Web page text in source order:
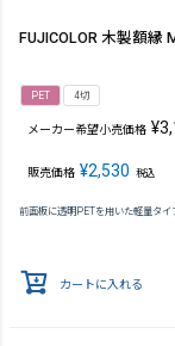
FUJICOLOR 木製額縁
PET 4切
メーカー希望小売価格 ¥
販売価格 ¥2,530 税込
前面板に透明PETを用いた軽量タイ
カートに入れる